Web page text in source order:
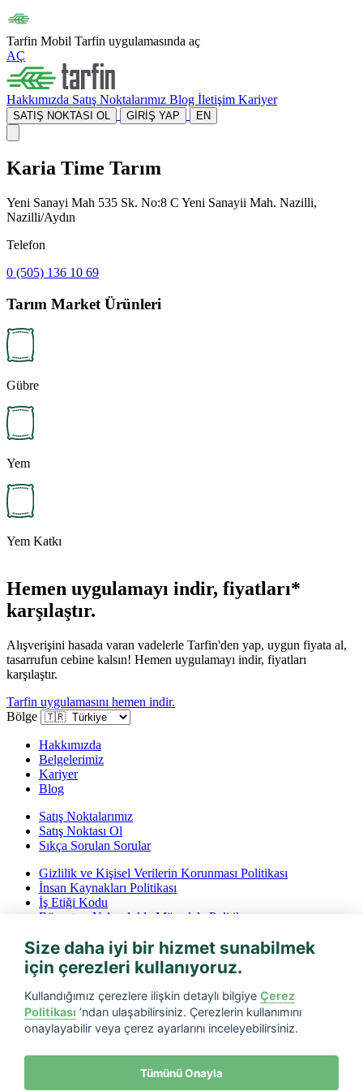
Tarfin Mobil Tarfin uygulamasında aç
AÇ
Hakkımızda Satış Noktalarımız Blog İletişim Kariyer
SATIŞ NOKTASI OL GİRİŞ YAP EN
Karia Time Tarım
Yeni Sanayi Mah 535 Sk. No:8 C Yeni Sanayii Mah. Nazilli,
Nazilli/Aydın
Telefon
0 (505) 136 10 69
Tarım Market Ürünleri
Gübre
Yem
Yem Katkı
Hemen uygulamayı indir, fiyatları*
karşılaştır.
Alışverişini hasada varan vadelerle Tarfin'den yap, uygun fiyata al,
tasarrufun cebine kalsın! Hemen uygulamayı indir, fiyatları
karşılaştır.
Tarfin uygulamasını hemen indir.
Bölge
Hakkımızda
Belgelerimiz
Kariyer
Blog
Satış Noktalarımız
Satış Noktası Ol
Sıkça Sorulan Sorular
Gizlilik ve Kişisel Verilerin Korunması Politikası
İnsan Kaynakları Politikası
İş Etiği Kodu
Rüşvet ve Yolsuzlukla Mücadele Politikası
Bilgi Toplumu Hizmetleri
Tarfin mobil’i indirin
Size daha iyi bir hizmet sunabilmek
için çerezleri kullanıyoruz.
Kullandığımız çerezlere ilişkin detaylı bilgiye Çerez
Politikası ’ndan ulaşabilirsiniz. Çerezlerin kullanımını
onaylayabilir veya çerez ayarlarını inceleyebilirsiniz.
Tümünü Onayla